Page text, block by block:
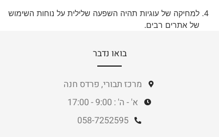
למחיקה של עוגיות תהיה השפעה שלילית על נוחות השימוש
של אתרים רבים.
בואו נדבר
מרכז תבורי, פרדס חנה
א' - ה' : 9:00 - 17:00
058-7252595